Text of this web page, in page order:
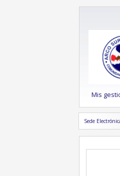
Mis
Sede